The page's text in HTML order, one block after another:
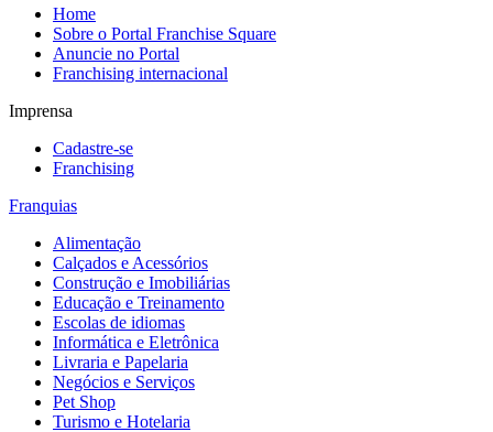
Home
Sobre o Portal Franchise Square
Anuncie no Portal
Franchising internacional
Imprensa
Cadastre-se
Franchising
Franquias
Alimentação
Calçados e Acessórios
Construção e Imobiliárias
Educação e Treinamento
Escolas de idiomas
Informática e Eletrônica
Livraria e Papelaria
Negócios e Serviços
Pet Shop
Turismo e Hotelaria